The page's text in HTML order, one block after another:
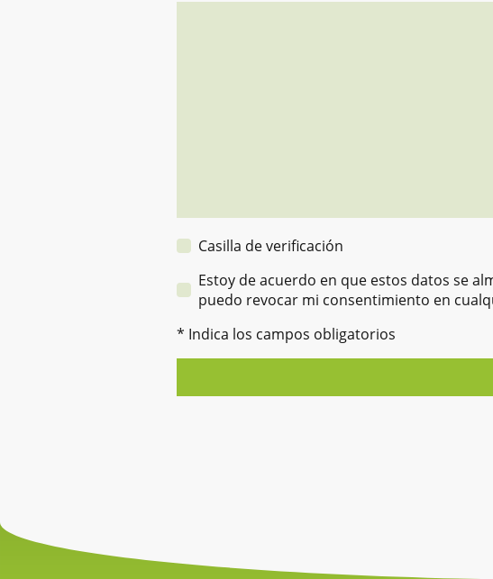
Casilla de verificación
Estoy de acuerdo en que estos datos se
puedo revocar mi consentimiento en
* Indica los campos obligatorios